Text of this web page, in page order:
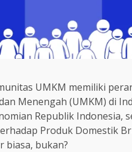
UMKM memiliki
Menengah (UMKM) di
Republik Indonesia,
Produk Domestik
biasa, bukan?